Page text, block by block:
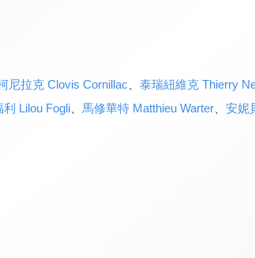
尼拉克 Clovis Cornillac 泰瑞紐維克 Thierry
利 Lilou Fogli、 馬修華特 Matthieu Warter、 安妮